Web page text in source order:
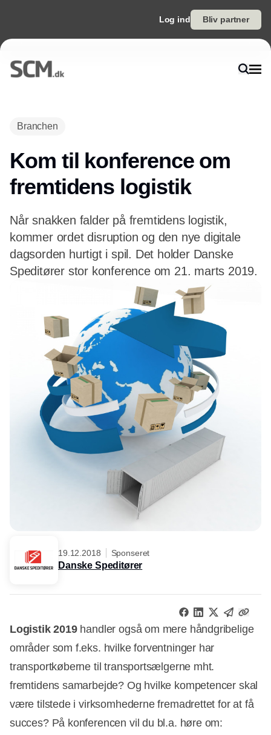
Log ind Bliv partner
Branchen
Kom til konference om
fremtidens logistik
Når snakken falder på fremtidens logistik,
kommer ordet disruption og den nye digitale
dagsorden hurtigt i spil. Det holder Danske
Speditører stor konference om 21. marts 2019.
19.12.2018 Sponseret
Danske Speditører
Logistik 2019handler også om mere håndgribelige
områder som f.eks. hvilke forventninger har
transportkøberne til transportsælgerne mht.
fremtidens samarbejde? Og hvilke kompetencer skal
være tilstede i virksomhederne fremadrettet for at få
succes? På konferencen vil du bl.a. høre om: